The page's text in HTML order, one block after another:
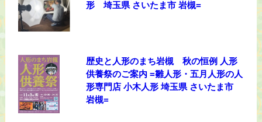
形 埼玉県 さいたま市 岩槻=
歴史と人形のまち岩槻 秋の恒例 人形
供養祭のご案内 =雛人形・五月人形の人
形専門店 小木人形 埼玉県 さいたま市
岩槻=